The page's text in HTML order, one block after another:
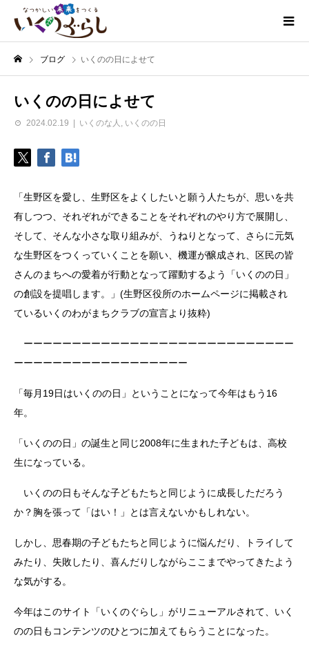
ブログ いくのの日によせて
いくのの日によせて
2024.02.19 いくのな人 いくのの日
「生野区を愛し、生野区をよくしたいと願う人たちが、思いを共
有しつつ、それぞれができることをそれぞれのやり方で展開し、
そして、そんな小さな取り組みが、うねりとなって、さらに元気
な生野区をつくっていくことを願い、機運が醸成され、区民の皆
さんのまちへの愛着が行動となって躍動するよう「いくのの日」
の創設を提唱します。」(生野区役所のホームページに掲載され
ているいくのわがまちクラブの宣言より抜粋)
ーーーーーーーーーーーーーーーーーーーーーーーーーーーー
ーーーーーーーーーーーーーーーーーー
「毎月19日はいくのの日」ということになって今年はもう16
年。
「いくのの日」の誕生と同じ2008年に生まれた子どもは、高校
生になっている。
いくのの日もそんな子どもたちと同じように成長しただろう
か？胸を張って「はい！」とは言えないかもしれない。
しかし、思春期の子どもたちと同じように悩んだり、トライして
みたり、失敗したり、喜んだりしながらここまでやってきたよう
な気がする。
今年はこのサイト「いくのぐらし」がリニューアルされて、いく
のの日もコンテンツのひとつに加えてもらうことになった。